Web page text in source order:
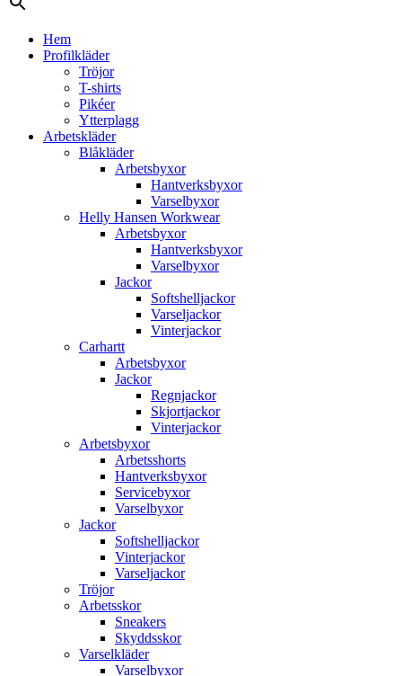
Hem
Profilkläder
Tröjor
T-shirts
Pikéer
Ytterplagg
Arbetskläder
Blåkläder
Arbetsbyxor
Hantverksbyxor
Varselbyxor
Helly Hansen Workwear
Arbetsbyxor
Hantverksbyxor
Varselbyxor
Jackor
Softshelljackor
Varseljackor
Vinterjackor
Carhartt
Arbetsbyxor
Jackor
Regnjackor
Skjortjackor
Vinterjackor
Arbetsbyxor
Arbetsshorts
Hantverksbyxor
Servicebyxor
Varselbyxor
Jackor
Softshelljackor
Vinterjackor
Varseljackor
Tröjor
Arbetsskor
Sneakers
Skyddsskor
Varselkläder
Varselbyxor